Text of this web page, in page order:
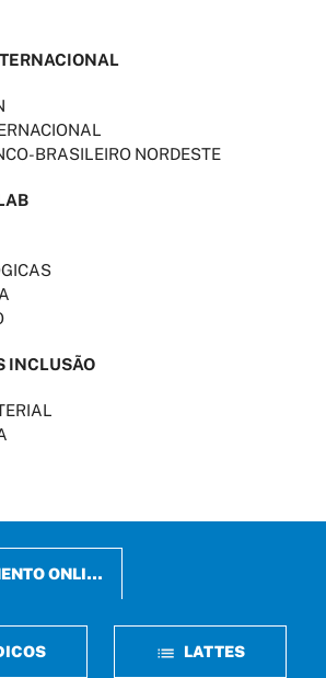
BRASILEIRO NORDESTE
INCLUSÃO
ONLINE
LATTES